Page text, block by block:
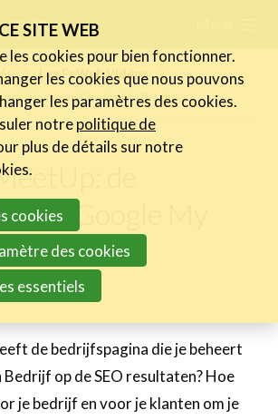
FR NL
Les FeWeb Vidéos
van Google My Business
de
van Google My
de bedrijfspagina die je beheert
op de SEO resultaten? Hoe
je bedrijf en voor je klanten om je
Actualités
Activités
Agenda
Les FeWeb Awards
Les FeWeb Vidéos
Cases Gallery
Le Toolbox
Annuaire prestataires
SITE WEB
les cookies pour bien fonctionner.
les cookies que nous pouvons
les paramètres des cookies.
notrepolitique de
plus de détails sur notre
cookies
des cookies
essentiels